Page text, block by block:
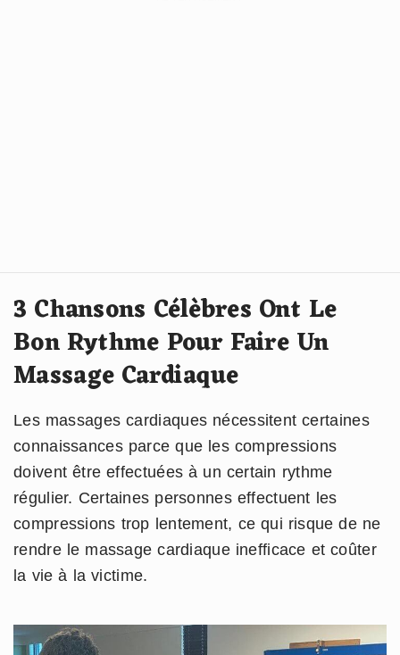
3 Chansons Célèbres Ont Le
Bon Rythme Pour Faire Un
Massage Cardiaque
Les massages cardiaques nécessitent certaines
connaissances parce que les compressions
doivent être effectuées à un certain rythme
régulier. Certaines personnes effectuent les
compressions trop lentement, ce qui risque de ne
rendre le massage cardiaque inefficace et coûter
la vie à la victime.